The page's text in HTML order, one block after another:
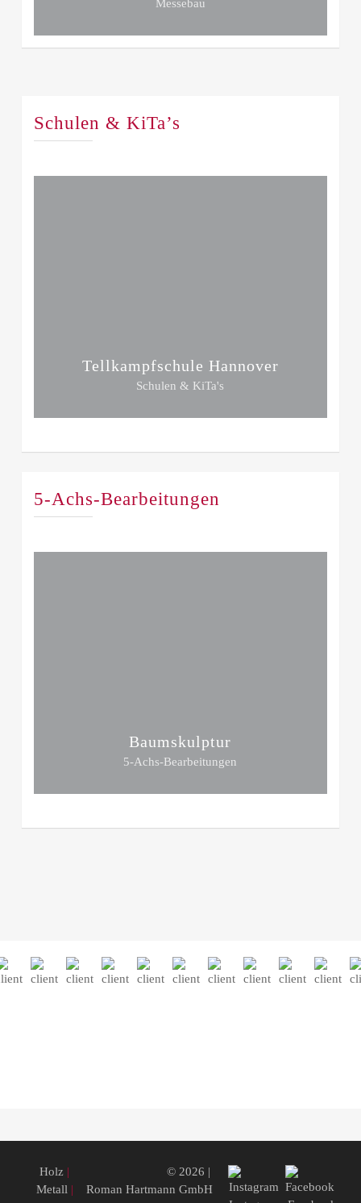
Messebau
Schulen & KiTa’s
Tellkampfschule Hannover
Schulen & KiTa's
5-Achs-Bearbeitungen
Baumskulptur
5-Achs-Bearbeitungen
Holz |
Metall |
© 2026 |
Roman Hartmann GmbH